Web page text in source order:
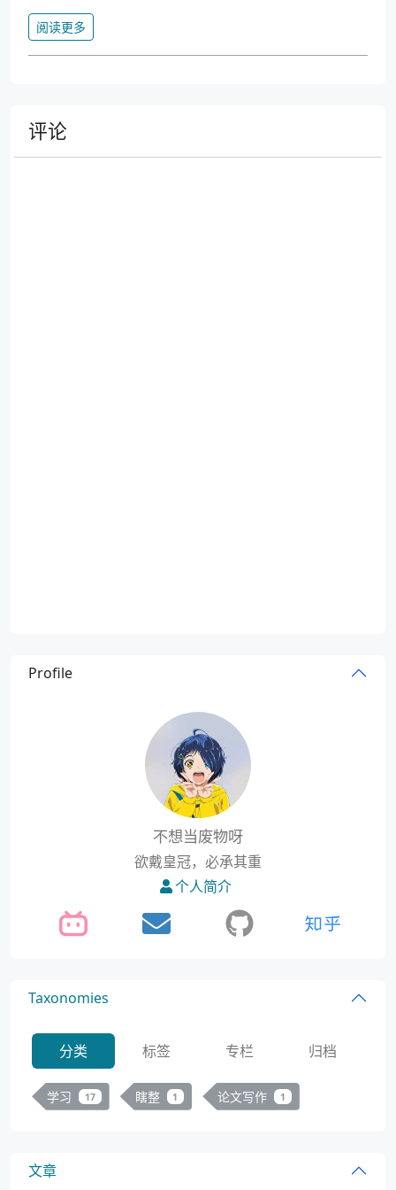
阅读更多
评论
Profile
不想当废物呀
欲戴皇冠，必承其重
个人简介
Taxonomies
分类 标签 专栏 归档
学习 17 瞎整 1 论文写作 1
文章